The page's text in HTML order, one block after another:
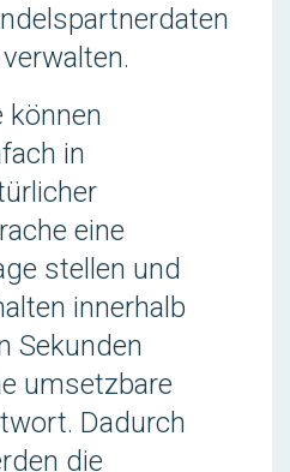
können
in
eine
stellen und
innerhalb
Sekunden
umsetzbare
Dadurch
die